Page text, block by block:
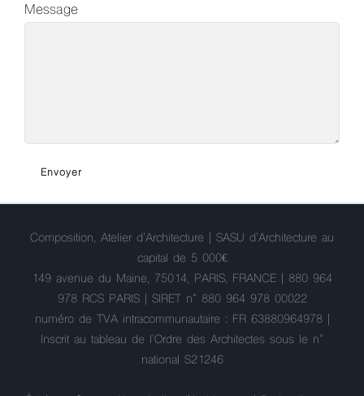
Message
Composition, Atelier d'Architecture | SASU d'Architecture au
capital de 5 000€
149 avenue du Maine, 75014, PARIS, FRANCE | 880 964
978 RCS PARIS | SIRET n° 880 964 978 00022
numéro de TVA intracommunautaire : FR 63880964978 |
Inscrit au tableau de l'Ordre des Architectes sous le n°
national S21246